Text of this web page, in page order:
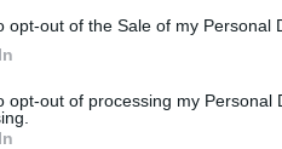
opt-out of the Sale of my Personal
opt-out of processing my Personal